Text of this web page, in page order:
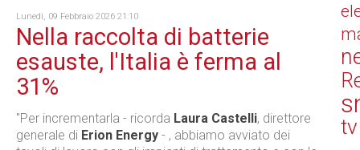
Lunedì, 09 Febbraio 2026 21:10
Nella raccolta di batterie
esauste, l'Italia è ferma al
31%
"Per incrementarla - ricorda Laura Castelli, direttore
generale di Erion Energy - , abbiamo avviato dei
tv